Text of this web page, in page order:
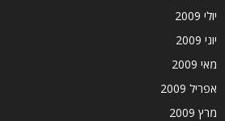
יולי 2009
יוני 2009
מאי 2009
אפריל 2009
מרץ 2009